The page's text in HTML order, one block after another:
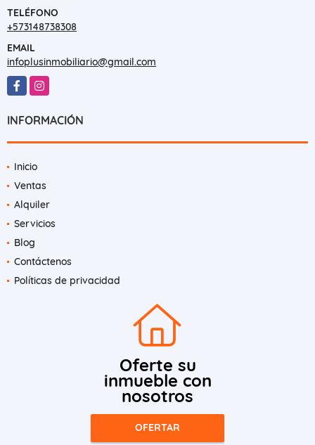
TELÉFONO
+573148738308
EMAIL
infoplusinmobiliario@gmail.com
FacebookInstagram
INFORMACIÓN
Inicio
Ventas
Alquiler
Servicios
Blog
Contáctenos
Políticas de privacidad
Oferte su
inmueble con
nosotros
OFERTAR